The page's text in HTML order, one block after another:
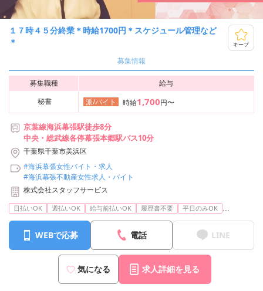
１７時４５分終業＊時給1700円＊スケジュール管理など
＊
キープ
募集情報
募集職種
給与
秘書
派/バイト 時給1,700円〜
京葉線海浜幕張駅徒歩8分
中央・総武線各停幕張本郷駅バス10分
千葉県千葉市美浜区
#海浜幕張女性バイト・求人
#海浜幕張不動産女性求人・バイト
株式会社スタッフサービス
日払いOK 週払いOK 給与前払いOK 履歴書不要 平日のみOK ...
WEBで応募 電話 LINE
気になる 求人詳細を見る